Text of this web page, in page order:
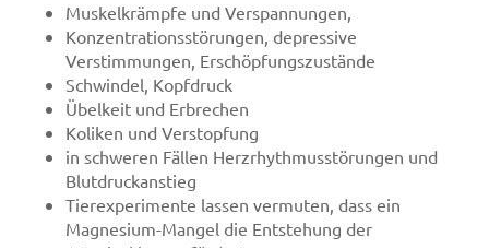
Muskelkrämpfe und Verspannungen,
Konzentrationsstörungen, depressive
Verstimmungen, Erschöpfungszustände
Schwindel, Kopfdruck
Übelkeit und Erbrechen
Koliken und Verstopfung
in schweren Fällen Herzrhythmusstörungen und
Blutdruckanstieg
Tierexperimente lassen vermuten, dass ein
Magnesium-Mangel die Entstehung der